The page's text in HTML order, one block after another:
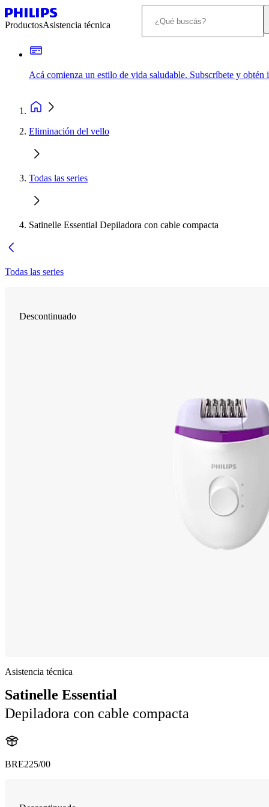
ProductosAsistencia técnica
Acá comienza un estilo de vida saludable. Subscríbete y
Eliminación del vello
Todas las series
Satinelle Essential Depiladora con cable compacta
Todas las series
Descontinuado
Asistencia técnica
Satinelle Essential
Depiladora con cable compacta
BRE225/00